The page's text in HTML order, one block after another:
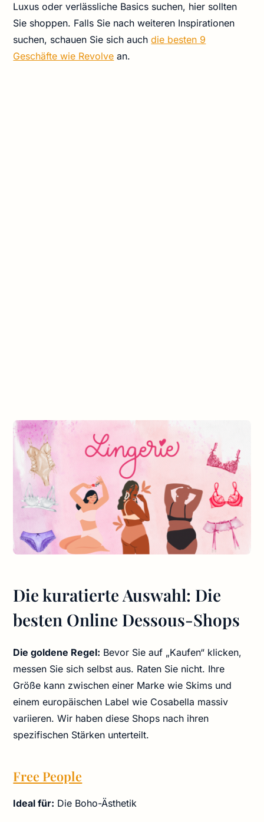
Luxus oder verlässliche Basics suchen, hier sollten
Sie shoppen. Falls Sie nach weiteren Inspirationen
suchen, schauen Sie sich auchdie besten 9
Geschäfte wie Revolve an.
Die kuratierte Auswahl: Die
besten Online Dessous-Shops
Die goldene Regel: Bevor Sie auf „Kaufen“ klicken,
messen Sie sich selbst aus. Raten Sie nicht. Ihre
Größe kann zwischen einer Marke wie Skims und
einem europäischen Label wie Cosabella massiv
variieren. Wir haben diese Shops nach ihren
spezifischen Stärken unterteilt.
Free People
Ideal für: Die Boho-Ästhetik